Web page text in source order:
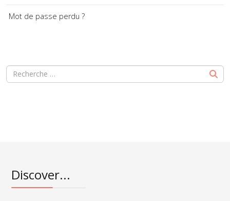
Mot de passe perdu ?
Discover...